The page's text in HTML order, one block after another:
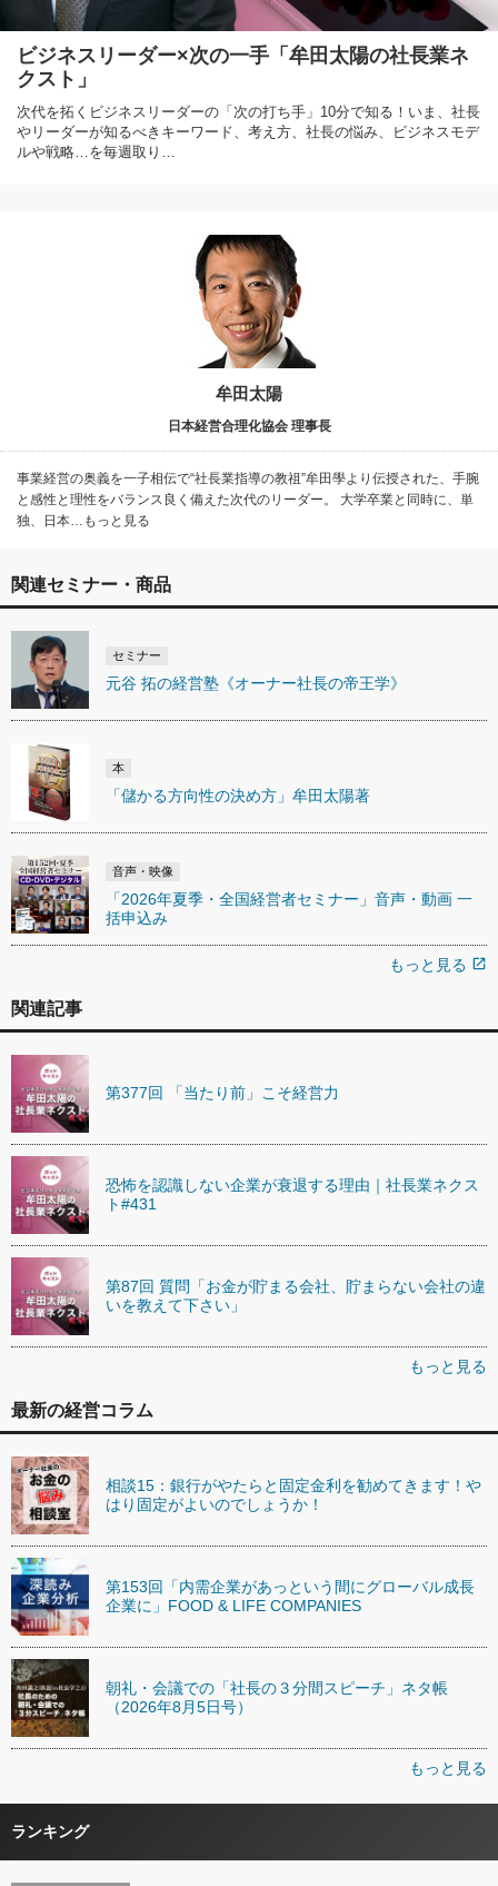
ビジネスリーダー×次の一手「牟田太陽の社長業ネ
クスト」
次代を拓くビジネスリーダーの「次の打ち手」10分で知る！いま、社長
やリーダーが知るべきキーワード、考え方、社長の悩み、ビジネスモデ
ルや戦略…を毎週取り…
牟田太陽
日本経営合理化協会 理事長
事業経営の奥義を一子相伝で“社長業指導の教祖”牟田學より伝授された、手腕
と感性と理性をバランス良く備えた次代のリーダー。 大学卒業と同時に、単
独、日本…もっと見る
関連セミナー・商品
セミナー
元谷 拓の経営塾《オーナー社長の帝王学》
本
「儲かる方向性の決め方」牟田太陽著
音声・映像
「2026年夏季・全国経営者セミナー」音声・動画 一
括申込み
もっと見る open_in_new
関連記事
第377回 「当たり前」こそ経営力
恐怖を認識しない企業が衰退する理由｜社長業ネクス
ト#431
第87回 質問「お金が貯まる会社、貯まらない会社の違
いを教えて下さい」
もっと見る
最新の経営コラム
相談15：銀行がやたらと固定金利を勧めてきます！や
はり固定がよいのでしょうか！
第153回「内需企業があっという間にグローバル成長
企業に」FOOD & LIFE COMPANIES
朝礼・会議での「社長の３分間スピーチ」ネタ帳
（2026年8月5日号）
もっと見る
ランキング